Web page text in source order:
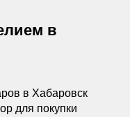
в
в Хабаровск
для покупки